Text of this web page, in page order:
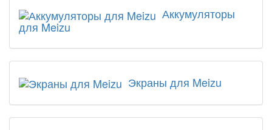
Аккумуляторы
для Meizu
Экраны для Meizu